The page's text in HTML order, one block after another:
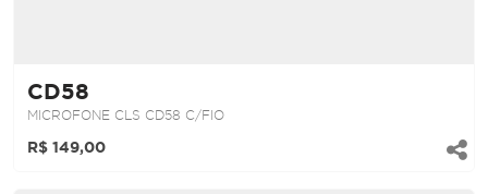
CD58
MICROFONE CLS CD58 C/FIO
R$ 149,00